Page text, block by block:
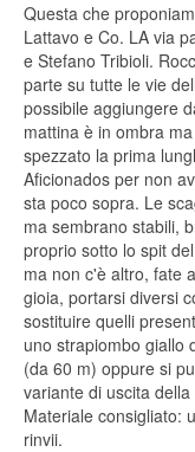
Questa che
Lattavo e Co. LA via
e Stefano Tribioli.
parte su tutte le vie
possibile aggiungere
mattina è in ombra
spezzato la prima
Aficionados per non
sta poco sopra. Le
ma sembrano stabili,
proprio sotto lo spit
ma non c'è altro, fate
gioia, portarsi diversi
sostituire quelli
uno strapiombo giallo
(da 60 m) oppure si
variante di uscita
Materiale consigliato:
rinvii.